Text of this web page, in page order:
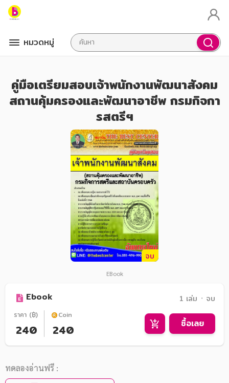
หมวดหมู่
คู่มือเตรียมสอบเจ้าพนักงานพัฒนาสังคม
สถานคุ้มครองและพัฒนาอาชีพ กรมกิจกา
รสตรีฯ
จบ
EBook
Ebook 1 เล่ม ᛫ จบ
ราคา (฿)
240
Coin
240 ซื้อเลย
ทดลองอ่านฟรี :